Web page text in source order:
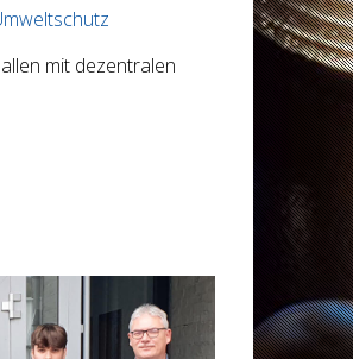
mit dezentralen